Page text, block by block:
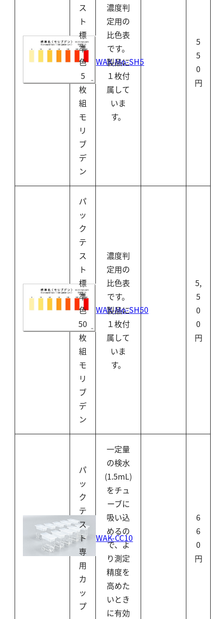
WAK-Mo-SH5
ス
ト
標
準
色
5
枚
組
モ
リ
ブ
デ
ン
濃度判
定用の
比色表
です。
製品に
１枚付
属して
いま
す。
5
5
0
円
WAK-Mo-SH50
パ
ッ
ク
テ
ス
ト
標
準
色
50
枚
組
モ
リ
ブ
デ
ン
濃度判
定用の
比色表
です。
製品に
１枚付
属して
いま
す。
5,
5
0
0
円
WAK-CC10
パ
ッ
ク
テ
ス
ト
専
用
カ
ッ
プ
一定量
の検水
(1.5mL)
をチュ
ーブに
吸い込
めるの
で、よ
り測定
精度を
高めた
いとき
に有効
6
6
0
円